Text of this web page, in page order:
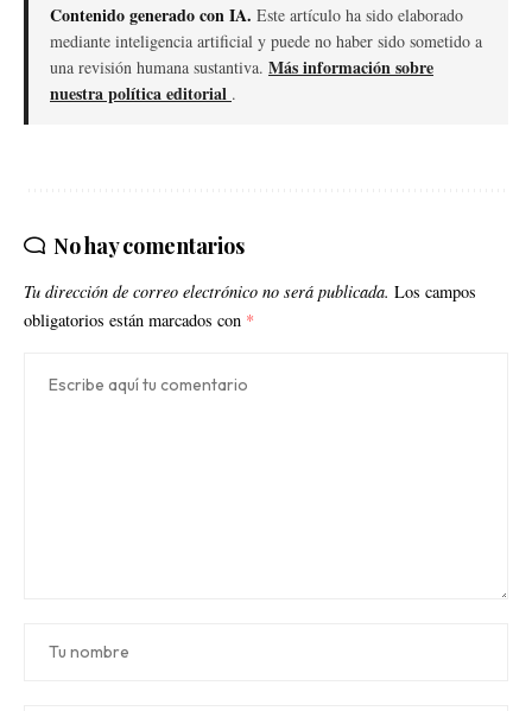
Contenido generado con IA. Este artículo ha sido elaborado
mediante inteligencia artificial y puede no haber sido sometido a
una revisión humana sustantiva. Más información sobre
nuestra política editorial .
No hay comentarios
Tu dirección de correo electrónico no será publicada. Los campos
obligatorios están marcados con *